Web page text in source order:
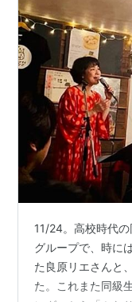
11/24。高校時代
グループで、時に
た良原リエさんと
た。これまた同級